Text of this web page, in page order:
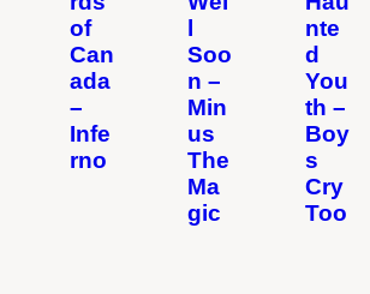
of
Can
ada
–
Infe
rno
Soo
n –
Min
us
The
Ma
gic
nte
d
You
th –
Boy
s
Cry
Too